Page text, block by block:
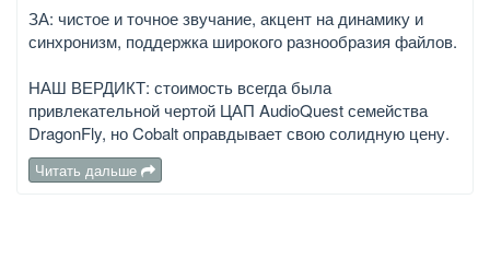
ЗА: чистое и точное звучание, акцент на динамику и
синхронизм, поддержка широкого разнообразия файлов.
НАШ ВЕРДИКТ: стоимость всегда была
привлекательной чертой ЦАП AudioQuest семейства
DragonFly, но Cobalt оправдывает свою солидную цену.
Читать дальше